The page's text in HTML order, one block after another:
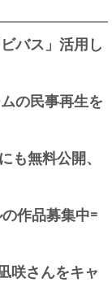
バス」活用し
の民事再生を
も無料公開、
作品募集中=
咲さんをキャ